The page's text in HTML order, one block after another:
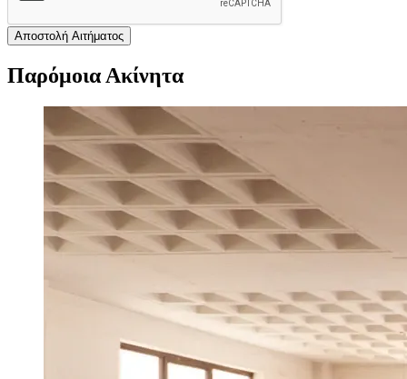
Αποστολή Αιτήματος
Παρόμοια Ακίνητα